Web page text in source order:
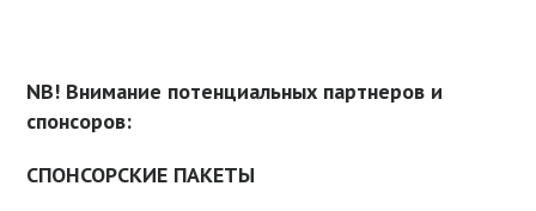
NB! Внимание потенциальных партнеров и
спонсоров:
СПОНСОРСКИЕ ПАКЕТЫ